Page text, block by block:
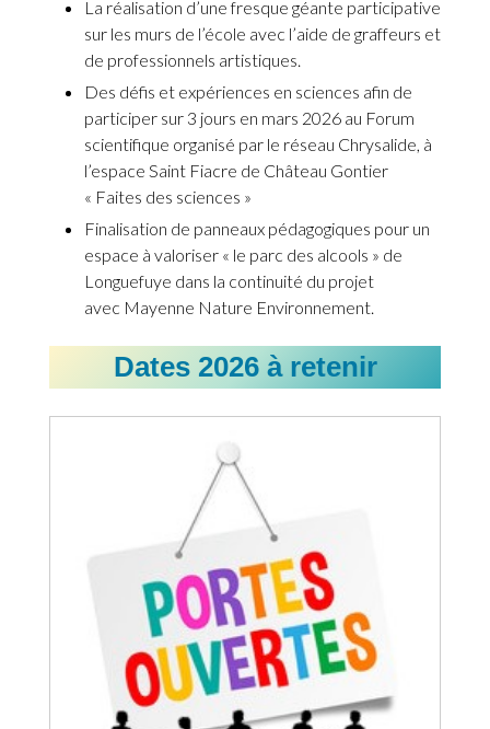
La réalisation d’une fresque géante participative
sur les murs de l’école avec l’aide de graffeurs et
de professionnels artistiques.
Des défis et expériences en sciences afin de
participer sur 3 jours en mars 2026 au Forum
scientifique organisé par le réseau Chrysalide, à
l’espace Saint Fiacre de Château Gontier
« Faites des sciences »
Finalisation de panneaux pédagogiques pour un
espace à valoriser « le parc des alcools » de
Longuefuye dans la continuité du projet
avec Mayenne Nature Environnement.
Dates 2026 à retenir